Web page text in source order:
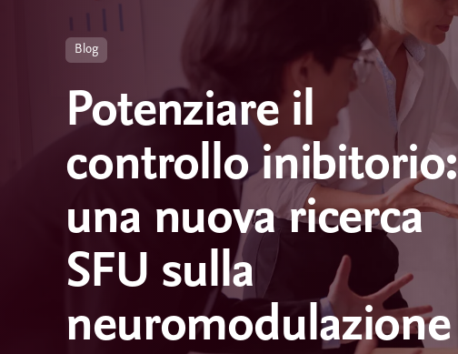
Blog
Potenziare il
controllo inibitorio:
una nuova ricerca
SFU sulla
neuromodulazione